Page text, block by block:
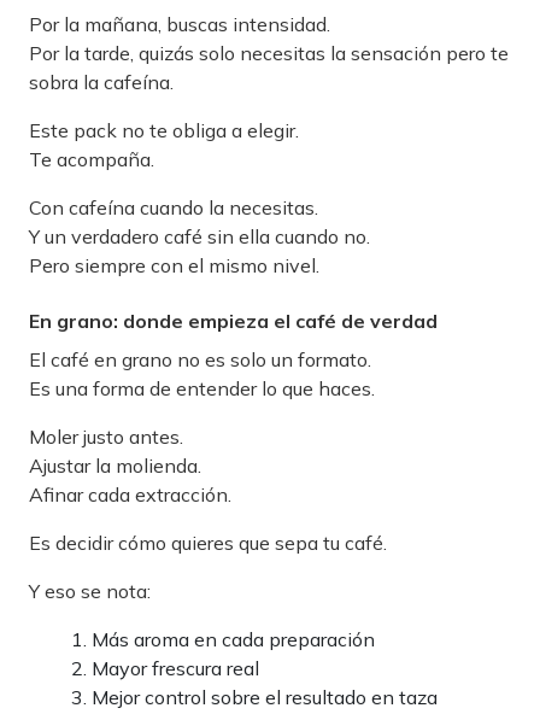
Por la mañana, buscas intensidad.
Por la tarde, quizás solo necesitas la sensación pero te
sobra la cafeína.
Este pack no te obliga a elegir.
Te acompaña.
Con cafeína cuando la necesitas.
Y un verdadero café sin ella cuando no.
Pero siempre con el mismo nivel.
En grano: donde empieza el café de verdad
El café en grano no es solo un formato.
Es una forma de entender lo que haces.
Moler justo antes.
Ajustar la molienda.
Afinar cada extracción.
Es decidir cómo quieres que sepa tu café.
Y eso se nota:
Más aroma en cada preparación
Mayor frescura real
Mejor control sobre el resultado en taza